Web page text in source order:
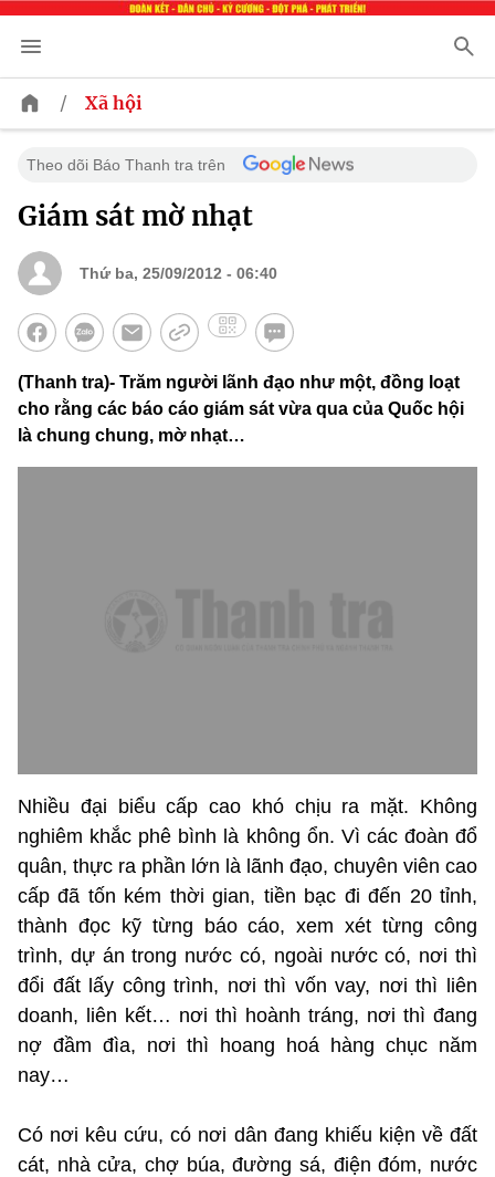
/ Xã hội
Theo dõi Báo Thanh tra trên
Giám sát mờ nhạt
Thứ ba, 25/09/2012 - 06:40
(Thanh tra)- Trăm người lãnh đạo như một, đồng loạt
cho rằng các báo cáo giám sát vừa qua của Quốc hội
là chung chung, mờ nhạt…
Nhiều đại biểu cấp cao khó chịu ra mặt. Không
nghiêm khắc phê bình là không ổn. Vì các đoàn đổ
quân, thực ra phần lớn là lãnh đạo, chuyên viên cao
cấp đã tốn kém thời gian, tiền bạc đi đến 20 tỉnh,
thành đọc kỹ từng báo cáo, xem xét từng công
trình, dự án trong nước có, ngoài nước có, nơi thì
đổi đất lấy công trình, nơi thì vốn vay, nơi thì liên
doanh, liên kết… nơi thì hoành tráng, nơi thì đang
nợ đầm đìa, nơi thì hoang hoá hàng chục năm
nay…
Có nơi kêu cứu, có nơi dân đang khiếu kiện về đất
cát, nhà cửa, chợ búa, đường sá, điện đóm, nước